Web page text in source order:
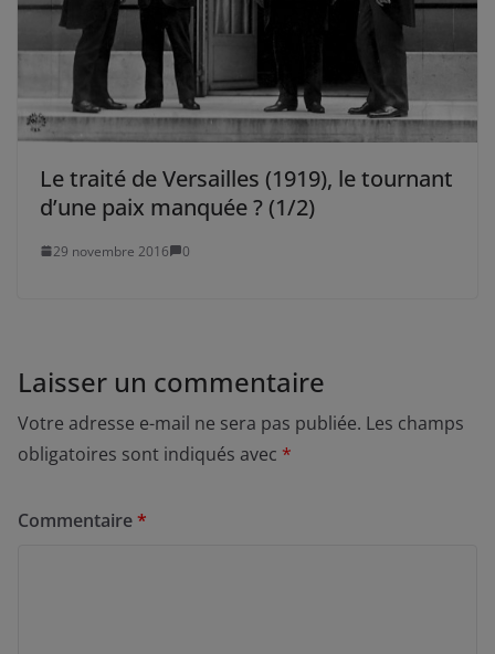
Le traité de Versailles (1919), le tournant
d’une paix manquée ? (1/2)
29 novembre 2016 0
Laisser un commentaire
Votre adresse e-mail ne sera pas publiée. Les champs
obligatoires sont indiqués avec *
Commentaire*